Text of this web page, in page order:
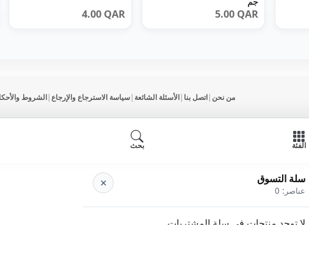
5.00 QAR
4.00 QAR
من نحن |اتصل بنا |الأسئلة الشائعة |سياسة الاسترجاع والإرجاع |الشروط
الفئة بحث
سلة التسوق
عناصر: 0
×
لا توجد منتجات في سلة المشتريات.